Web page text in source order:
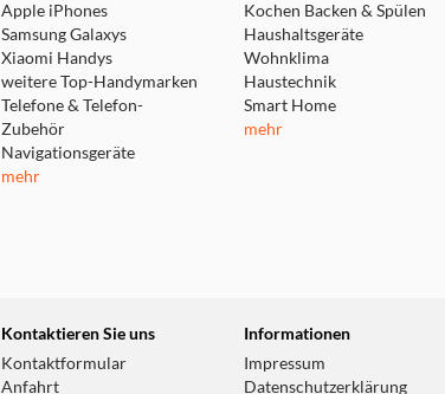
Apple iPhones
Samsung Galaxys
Xiaomi Handys
weitere Top-Handymarken
Telefone & Telefon-
Zubehör
Navigationsgeräte
mehr
Kochen Backen & Spülen
Haushaltsgeräte
Wohnklima
Haustechnik
Smart Home
mehr
Kontaktieren Sie uns
Kontaktformular
Anfahrt
Informationen
Impressum
Datenschutzerklärung